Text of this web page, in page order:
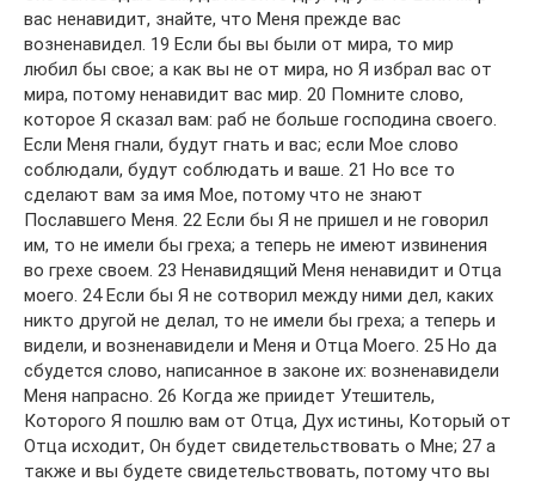
вас ненавидит, знайте, что Меня прежде вас
возненавидел. 19 Если бы вы были от мира, то мир
любил бы свое; а как вы не от мира, но Я избрал вас от
мира, потому ненавидит вас мир. 20 Помните слово,
которое Я сказал вам: раб не больше господина своего.
Если Меня гнали, будут гнать и вас; если Мое слово
соблюдали, будут соблюдать и ваше. 21 Но все то
сделают вам за имя Мое, потому что не знают
Пославшего Меня. 22 Если бы Я не пришел и не говорил
им, то не имели бы греха; а теперь не имеют извинения
во грехе своем. 23 Ненавидящий Меня ненавидит и Отца
моего. 24 Если бы Я не сотворил между ними дел, каких
никто другой не делал, то не имели бы греха; а теперь и
видели, и возненавидели и Меня и Отца Моего. 25 Но да
сбудется слово, написанное в законе их: возненавидели
Меня напрасно. 26 Когда же приидет Утешитель,
Которого Я пошлю вам от Отца, Дух истины, Который от
Отца исходит, Он будет свидетельствовать о Мне; 27 а
также и вы будете свидетельствовать, потому что вы